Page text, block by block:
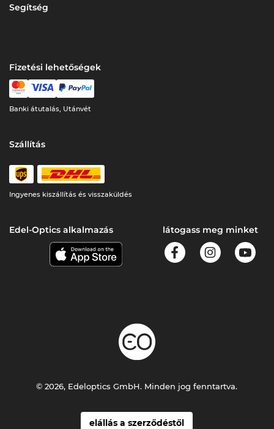
Segítség
Fizetési lehetőségek
Banki átutalás, Utánvét
Szállítás
Ingyenes kiszállítás és visszaküldés
Edel-Optics alkalmazás látogass meg minket
elállás a szerződéstől
© 2026, Edeloptics GmbH. Minden jog fenntartva.